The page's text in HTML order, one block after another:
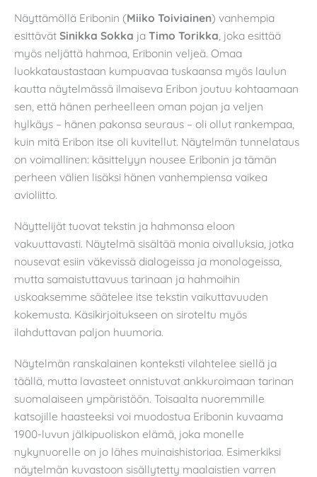
Näyttämöllä Eribonin (Miiko Toiviainen) vanhempia
esittävät Sinikka Sokka ja Timo Torikka, joka esittää
myös neljättä hahmoa, Eribonin veljeä. Omaa
luokkataustastaan kumpuavaa tuskaansa myös laulun
kautta näytelmässä ilmaiseva Eribon joutuu kohtaamaan
sen, että hänen perheelleen oman pojan ja veljen
hylkäys – hänen pakonsa seuraus – oli ollut rankempaa,
kuin mitä Eribon itse oli kuvitellut. Näytelmän tunnelataus
on voimallinen: käsittelyyn nousee Eribonin ja tämän
perheen välien lisäksi hänen vanhempiensa vaikea
avioliitto.
Näyttelijät tuovat tekstin ja hahmonsa eloon
vakuuttavasti. Näytelmä sisältää monia oivalluksia, jotka
nousevat esiin väkevissä dialogeissa ja monologeissa,
mutta samaistuttavuus tarinaan ja hahmoihin
uskoaksemme säätelee itse tekstin vaikuttavuuden
kokemusta. Käsikirjoitukseen on siroteltu myös
ilahduttavan paljon huumoria.
Näytelmän ranskalainen konteksti vilahtelee siellä ja
täällä, mutta lavasteet onnistuvat ankkuroimaan tarinan
suomalaiseen ympäristöön. Toisaalta nuoremmille
katsojille haasteeksi voi muodostua Eribonin kuvaama
1900-luvun jälkipuoliskon elämä, joka monelle
nykynuorelle on jo lähes muinaishistoriaa. Esimerkiksi
näytelmän kuvastoon sisällytetty maalaistien varren